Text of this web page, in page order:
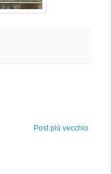
Post più vecchio